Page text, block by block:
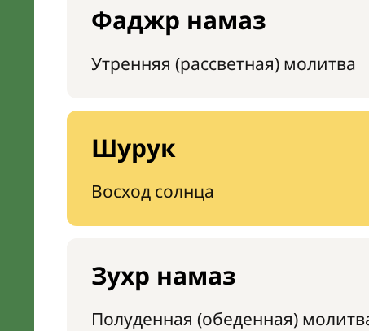
Фаджр намаз
Утренняя (рассветная) молитва
Шурук
Восход солнца
Зухр намаз
Полуденная (обеденная)